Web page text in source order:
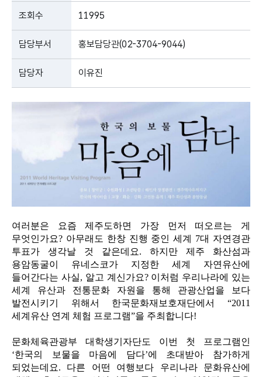
조회수 11995
담당부서 홍보담당관(02-3704-9044)
담당자 이유진
여러분은 요즘 제주도하면 가장 먼저 떠오르는 게
무엇인가요? 아무래도 한창 진행 중인 세계 7대 자연경관
투표가 생각날 것 같은데요. 하지만 제주 화산섬과
용암동굴이 유네스코가 지정한 세계 자연유산에
들어간다는 사실, 알고 계신가요? 이처럼 우리나라에 있는
세계 유산과 전통문화 자원을 통해 관광산업을 보다
발전시키기 위해서 한국문화재보호재단에서 “2011
세계유산 연계 체험 프로그램”을 주최합니다!
문화체육관광부 대학생기자단도 이번 첫 프로그램인
‘한국의 보물을 마음에 담다’에 초대받아 참가하게
되었는데요. 다른 어떤 여행보다 우리나라 문화유산에